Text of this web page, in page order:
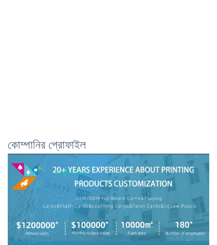
কোম্পানির প্রোফাইল